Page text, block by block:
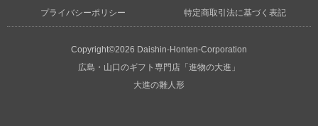
プライバシーポリシー 特定商取引法に基づく表記
Copyright©2026 Daishin-Honten-Corporation
広島・山口のギフト専門店「進物の大進」
大進の雛人形